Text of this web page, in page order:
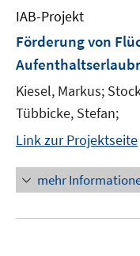
IAB-Projekt
Förderung von
Kiesel, Markus;
Tübbicke, Stefan;
Link zur Projektseite
mehr